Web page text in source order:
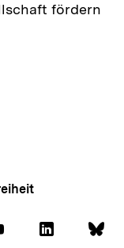
fördern
Folgen